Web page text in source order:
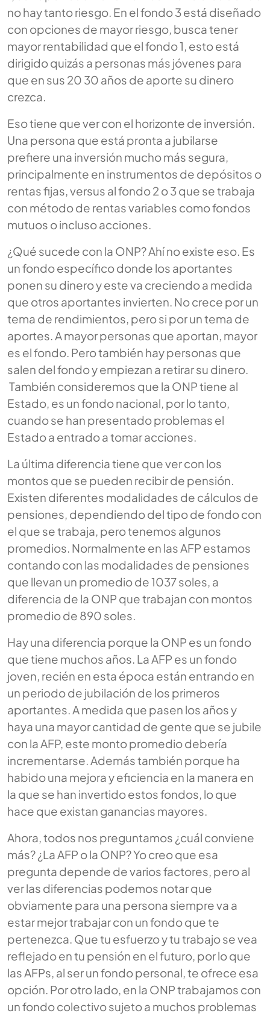
no hay tanto riesgo. En el fondo 3 está diseñado
con opciones de mayor riesgo, busca tener
mayor rentabilidad que el fondo 1, esto está
dirigido quizás a personas más jóvenes para
que en sus 20 30 años de aporte su dinero
crezca.
Eso tiene que ver con el horizonte de inversión.
Una persona que está pronta a jubilarse
prefiere una inversión mucho más segura,
principalmente en instrumentos de depósitos o
rentas fijas, versus al fondo 2 o 3 que se trabaja
con método de rentas variables como fondos
mutuos o incluso acciones.
¿Qué sucede con la ONP? Ahí no existe eso. Es
un fondo específico donde los aportantes
ponen su dinero y este va creciendo a medida
que otros aportantes invierten. No crece por un
tema de rendimientos, pero si por un tema de
aportes. A mayor personas que aportan, mayor
es el fondo. Pero también hay personas que
salen del fondo y empiezan a retirar su dinero.
También consideremos que la ONP tiene al
Estado, es un fondo nacional, por lo tanto,
cuando se han presentado problemas el
Estado a entrado a tomar acciones.
La última diferencia tiene que ver con los
montos que se pueden recibir de pensión.
Existen diferentes modalidades de cálculos de
pensiones, dependiendo del tipo de fondo con
el que se trabaja, pero tenemos algunos
promedios. Normalmente en las AFP estamos
contando con las modalidades de pensiones
que llevan un promedio de 1037 soles, a
diferencia de la ONP que trabajan con montos
promedio de 890 soles.
Hay una diferencia porque la ONP es un fondo
que tiene muchos años. La AFP es un fondo
joven, recién en esta época están entrando en
un periodo de jubilación de los primeros
aportantes. A medida que pasen los años y
haya una mayor cantidad de gente que se jubile
con la AFP, este monto promedio debería
incrementarse. Además también porque ha
habido una mejora y eficiencia en la manera en
la que se han invertido estos fondos, lo que
hace que existan ganancias mayores.
Ahora, todos nos preguntamos ¿cuál conviene
más? ¿La AFP o la ONP? Yo creo que esa
pregunta depende de varios factores, pero al
ver las diferencias podemos notar que
obviamente para una persona siempre va a
estar mejor trabajar con un fondo que te
pertenezca. Que tu esfuerzo y tu trabajo se vea
reflejado en tu pensión en el futuro, por lo que
las AFPs, al ser un fondo personal, te ofrece esa
opción. Por otro lado, en la ONP trabajamos con
un fondo colectivo sujeto a muchos problemas